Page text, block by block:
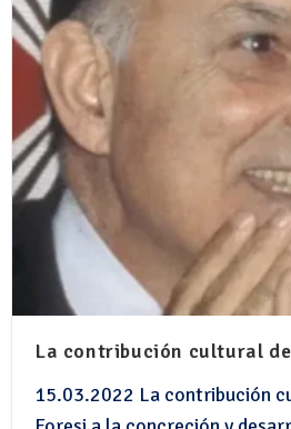
La contribución cultural
15.03.2022 La contribución